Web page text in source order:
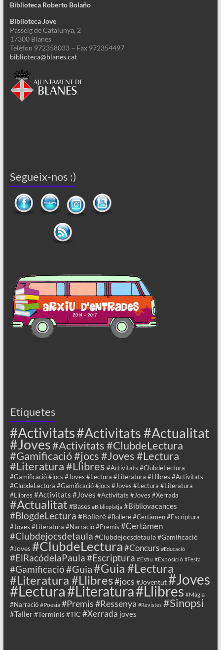
Biblioteca Roberto Bolaño
Biblioteca Jove
Passeig de Catalunya, 2
17300 Blanes
Telèfon 972358033 – Fax 972354497
biblioteca@blanes.cat
Segueix-nos :)
Etiquetes
#Activitats#Activitats #Actualitat
#Joves#Activitats #ClubdeLectura
#Gamificació #jocs #Joves #Lectura
#Literatura #Llibres #Activitats #ClubdeLectura
#Gamificació #jocs #Joves #Lectura #Literatura #Llibres #Activitats
#ClubdeLectura #Gamificació #jocs #Joves #Lectura #Literatura
#Llibres #Activitats #Joves #Activitats #Joves #Xerrada
#Actualitat #Bases #Biblioplatja #Bibliovacances
#BlogdeLectura #Bolleré #Bolleré #Certàmen #Escriptura
#Joves #Literatura #Narració #Premis #Certàmen
#Clubdejocsdetaula #Clubdejocsdetaula #Gamificació
#Joves#ClubdeLectura#Concurs #Educació
#ElRacódelaPaula#Escriptura #Estiu #Exposició #Festa
#Gamificació#Guia#Guia #Lectura
#Literatura #Llibres#jocs #Joventut#Joves
#Lectura#Literatura#Llibres #Màgia
#Narració #Poesia #Premis#Ressenya #Revistes #Sinopsi
#Taller#Terminis#TIC #Xerrada joves